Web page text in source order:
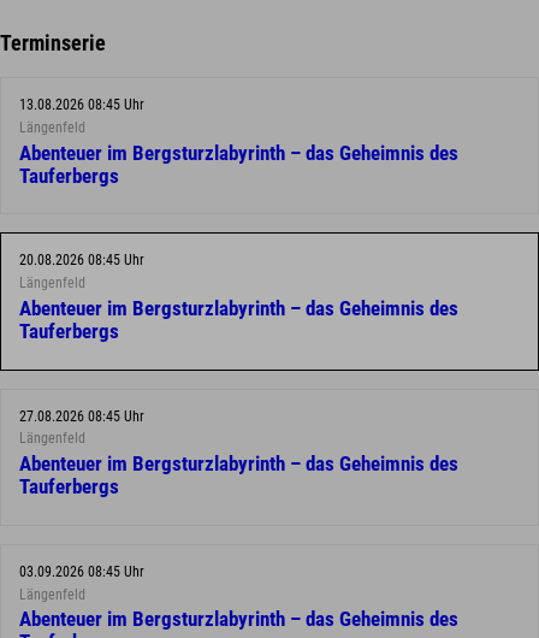
Terminserie
13.08.2026 08:45 Uhr
Längenfeld
Abenteuer im Bergsturzlabyrinth – das Geheimnis des
Tauferbergs
20.08.2026 08:45 Uhr
Längenfeld
Abenteuer im Bergsturzlabyrinth – das Geheimnis des
Tauferbergs
27.08.2026 08:45 Uhr
Längenfeld
Abenteuer im Bergsturzlabyrinth – das Geheimnis des
Tauferbergs
03.09.2026 08:45 Uhr
Längenfeld
Abenteuer im Bergsturzlabyrinth – das Geheimnis des